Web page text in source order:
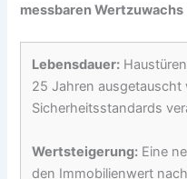
messbaren Wertzuwachs
Lebensdauer:
25 Jahren
Sicherheitsstandards
Wertsteigerung: Eine
den Immobilienwert